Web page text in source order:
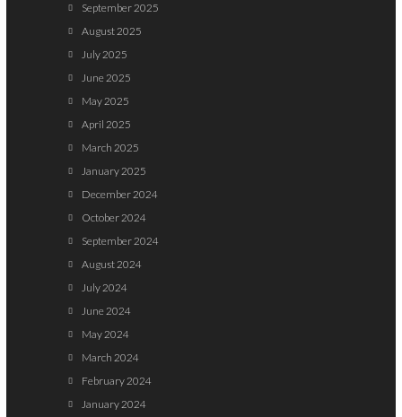
September 2025
August 2025
July 2025
June 2025
May 2025
April 2025
March 2025
January 2025
December 2024
October 2024
September 2024
August 2024
July 2024
June 2024
May 2024
March 2024
February 2024
January 2024